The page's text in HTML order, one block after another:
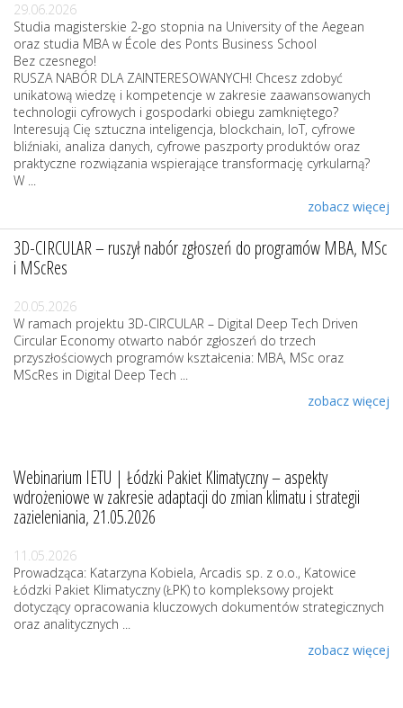
29.06.2026
Studia magisterskie 2-go stopnia na University of the Aegean
oraz studia MBA w École des Ponts Business School
Bez czesnego!
RUSZA NABÓR DLA ZAINTERESOWANYCH! Chcesz zdobyć
unikatową wiedzę i kompetencje w zakresie zaawansowanych
technologii cyfrowych i gospodarki obiegu zamkniętego?
Interesują Cię sztuczna inteligencja, blockchain, IoT, cyfrowe
bliźniaki, analiza danych, cyfrowe paszporty produktów oraz
praktyczne rozwiązania wspierające transformację cyrkularną?
W ...
zobacz więcej
3D-CIRCULAR – ruszył nabór zgłoszeń do programów MBA, MSc
i MScRes
20.05.2026
W ramach projektu 3D-CIRCULAR – Digital Deep Tech Driven
Circular Economy otwarto nabór zgłoszeń do trzech
przyszłościowych programów kształcenia: MBA, MSc oraz
MScRes in Digital Deep Tech ...
zobacz więcej
Webinarium IETU | Łódzki Pakiet Klimatyczny – aspekty
wdrożeniowe w zakresie adaptacji do zmian klimatu i strategii
zazieleniania, 21.05.2026
11.05.2026
Prowadząca: Katarzyna Kobiela, Arcadis sp. z o.o., Katowice
Łódzki Pakiet KIimatyczny (ŁPK) to kompleksowy projekt
dotyczący opracowania kluczowych dokumentów strategicznych
oraz analitycznych ...
zobacz więcej